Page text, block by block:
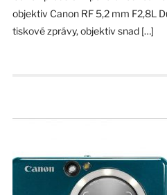
objektiv Canon RF 5,2 mm F2,8L
tiskové zprávy, objektiv snad […]